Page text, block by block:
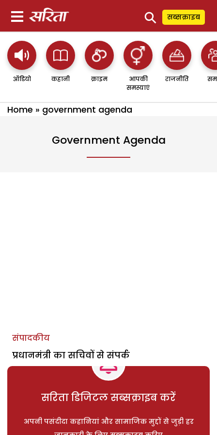
⚲ सब्सक्राइब
ऑडियो कहानी क्राइम
आपकी
समस्याएं
राजनीति
Home » government agenda
Government Agenda
संपादकीय
प्रधानमंत्री का सचिवों से संपर्क
सरिता डिजिटल सब्सक्राइब करें
अपनी पसंदीदा कहानियां और सामाजिक मुद्दों से जुड़ी हर